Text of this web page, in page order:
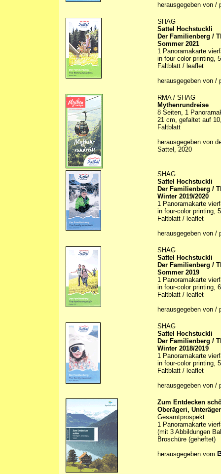
herausgegeben von /
SHAG
Sattel Hochstuckli
Der Familienberg /
Sommer 2021
1 Panoramakarte
in four-color printing,
Faltblatt / leaflet
herausgegeben von /
RMA / SHAG
Mythenrundreise
8 Seiten, 1
21 cm, gefaltet auf
Faltblatt
herausgegeben von
Sattel, 2020
SHAG
Sattel Hochstuckli
Der Familienberg /
Winter 2019/2020
1 Panoramakarte
in four-color printing,
Faltblatt / leaflet
herausgegeben von /
SHAG
Sattel Hochstuckli
Der Familienberg /
Sommer 2019
1 Panoramakarte
in four-color printing,
Faltblatt / leaflet
herausgegeben von /
SHAG
Sattel Hochstuckli
Der Familienberg /
Winter 2018/2019
1 Panoramakarte
in four-color printing,
Faltblatt / leaflet
herausgegeben von /
Zum Entdecken
Oberägeri,
Gesamtprospekt
1 Panoramakarte
(mit 3 Abbildungen
Broschüre (geheftet)
herausgegeben vom